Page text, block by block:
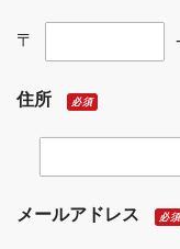
〒 -
住所 必須
メールアドレス 必須